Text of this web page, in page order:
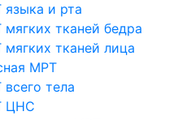
и рта
тканей бедра
тканей лица
МРТ
тела
ЦНС